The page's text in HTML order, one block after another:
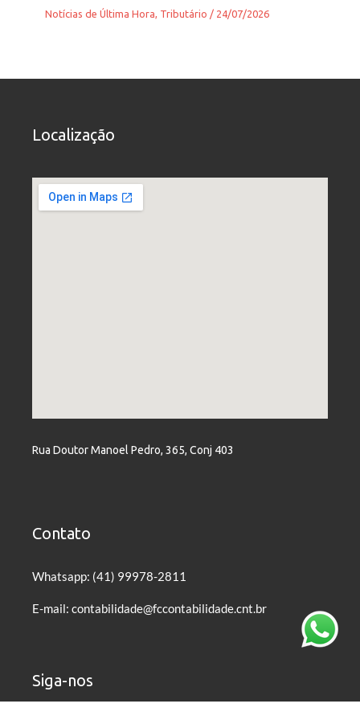
Notícias de Última Hora, Tributário / 24/07/2026
Localização
Rua Doutor Manoel Pedro, 365, Conj 403
Contato
Whatsapp: (41) 99978-2811
E-mail: contabilidade@fccontabilidade.cnt.br
Siga-nos